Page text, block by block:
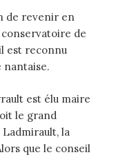
de revenir en
de
est reconnu
nantaise.
est élu maire
le grand
Ladmirault, la
que le conseil